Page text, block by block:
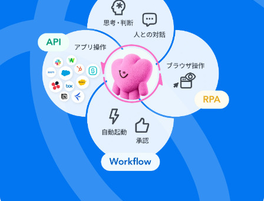
チームプランやサクセスプランなどの有料プランは、2週
間の無料トライアルを行うことが可能です。無料トライア
ル中には制限対象のアプリを使用することができます。
分岐はミニプラン以上のプランでご利用いただける機能
（オペレーション）となっております。フリープランの場
合は設定しているフローボットのオペレーションはエラ
ーとなりますので、ご注意ください。
ミニプランなどの有料プランは、2週間の無料トライアル
を行うことが可能です。無料トライアル中には制限対象の
アプリや機能（オペレーション）を使用することができ
ます。